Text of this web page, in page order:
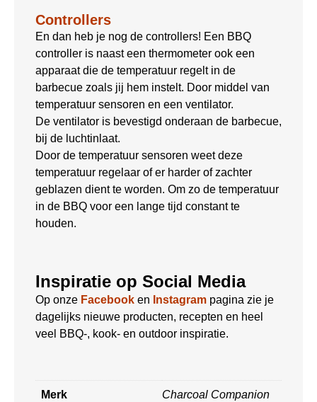
Controllers
En dan heb je nog de controllers! Een BBQ
controller is naast een thermometer ook een
apparaat die de temperatuur regelt in de
barbecue zoals jij hem instelt. Door middel van
temperatuur sensoren en een ventilator.
De ventilator is bevestigd onderaan de barbecue,
bij de luchtinlaat.
Door de temperatuur sensoren weet deze
temperatuur regelaar of er harder of zachter
geblazen dient te worden. Om zo de temperatuur
in de BBQ voor een lange tijd constant te
houden.
Inspiratie op Social Media
Op onze Facebook en Instagram pagina zie je
dagelijks nieuwe producten, recepten en heel
veel BBQ-, kook- en outdoor inspiratie.
Merk Charcoal Companion